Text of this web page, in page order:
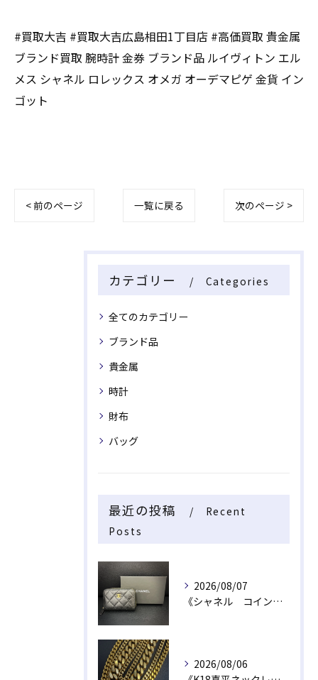
#買取大吉 #買取大吉広島相田1丁目店 #高価買取 貴金属
ブランド買取 腕時計 金券 ブランド品 ルイヴィトン エル
メス シャネル ロレックス オメガ オーデマピゲ 金貨 イン
ゴット
< 前のページ 一覧に戻る 次のページ >
カテゴリー Categories
全てのカテゴリー
ブランド品
貴金属
時計
財布
バッグ
最近の投稿
Recent
Posts
2026/08/07
《シャネル コインケース》
2026/08/06